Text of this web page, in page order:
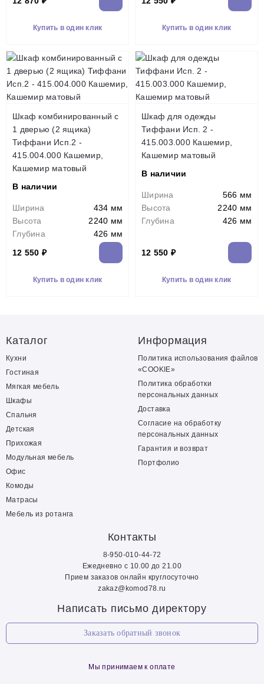
Купить в один клик Купить в один клик
Шкаф комбинированный с
1 дверью (2 ящика)
Тиффани Исп.2 -
415.004.000 Кашемир,
Кашемир матовый
В наличии
Ширина
434 мм
Высота
2240 мм
Глубина
426 мм
12 550 ₽
Купить в один клик
Шкаф для одежды
Тиффани Исп. 2 -
415.003.000 Кашемир,
Кашемир матовый
В наличии
Ширина
566 мм
Высота
2240 мм
Глубина
426 мм
12 550 ₽
Купить в один клик
Каталог
Кухни
Гостиная
Мягкая мебель
Шкафы
Спальня
Детская
Прихожая
Модульная мебель
Офис
Комоды
Матрасы
Мебель из ротанга
Информация
Политика использования файлов
«COOKIE»
Политика обработки
персональных данных
Доставка
Согласие на обработку
персональных данных
Гарантия и возврат
Портфолио
Контакты
8-950-010-44-72
Ежедневно с 10.00 до 21.00
Прием заказов онлайн круглосуточно
zakaz@komod78.ru
Написать письмо директору
Заказать обратный звонок
Мы принимаем к оплате